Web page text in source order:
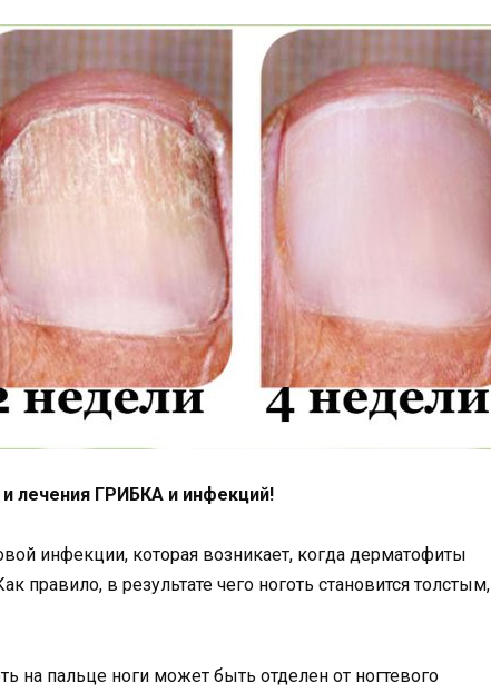
лечения ГРИБКА и инфекций!
инфекции, которая возникает, когда дерматофиты
правило, в результате чего ноготь становится толстым,
на пальце ноги может быть отделен от ногтевого